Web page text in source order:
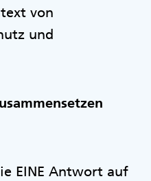
von
und
EINE Antwort auf